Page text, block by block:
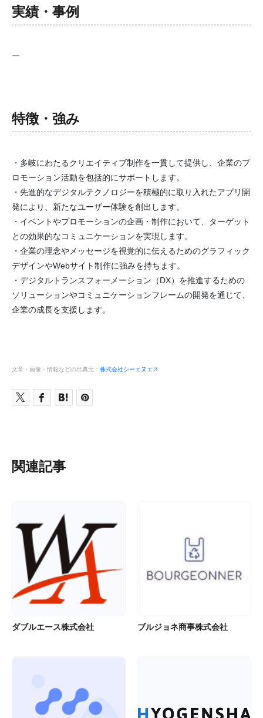
実績・事例
ー
特徴・強み
・多岐にわたるクリエイティブ制作を一貫して提供し、企業のプ
ロモーション活動を包括的にサポートします。
・先進的なデジタルテクノロジーを積極的に取り入れたアプリ開
発により、新たなユーザー体験を創出します。
・イベントやプロモーションの企画・制作において、ターゲット
との効果的なコミュニケーションを実現します。
・企業の理念やメッセージを視覚的に伝えるためのグラフィック
デザインやWebサイト制作に強みを持ちます。
・デジタルトランスフォーメーション（DX）を推進するための
ソリューションやコミュニケーションフレームの開発を通じて、
企業の成長を支援します。
文章・画像・情報などの出典元： 株式会社シーエヌエス
関連記事
ダブルエース株式会社 ブルジョネ商事株式会社